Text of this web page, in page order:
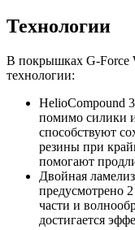
Технологии
В покрышках G-Force
технологии:
HelioCompound
помимо силики
способствуют
резины при
помогают
Двойная
предусмотрено
части и
достигается